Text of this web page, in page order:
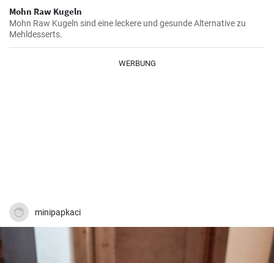
Mohn Raw Kugeln
Mohn Raw Kugeln sind eine leckere und gesunde Alternative zu
Mehldesserts.
WERBUNG
minipapkaci